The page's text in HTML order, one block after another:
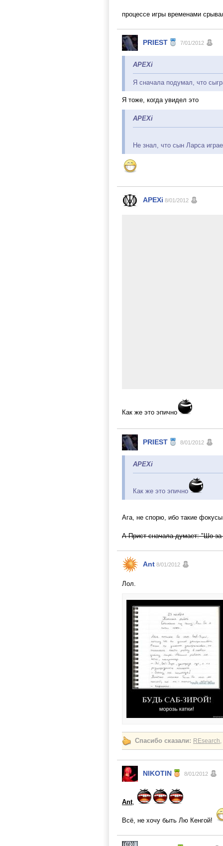
процессе игры временами
PRIEST 7/01/2012
APEXi
Я сначала подумал, что
Я тоже, когда увидел это
APEXi
Не знал, что сын Ларса
APEXi 8/01/2012
Как же это эпично
PRIEST 8/01/2012
APEXi
Как же это эпично
Ага, не спорю, ибо такие
А Прист сначала думает: "Шо за
Ant 8/01/2012
Лол.
Спасибо сказали: REsearch,
NIKOTIN 8/01/2012
Ant,
Всё, не хочу быть Лю Кенгой!